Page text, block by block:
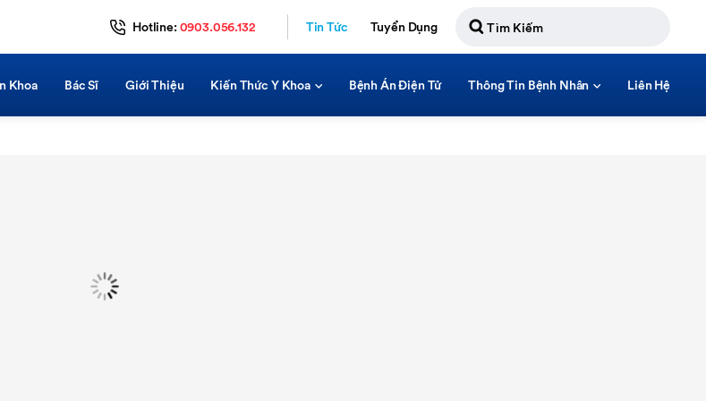
Hotline:0903.056.132 Tin Tức Tuyển Dụng
Khoa Bác Sĩ Giới Thiệu Kiến Thức Y Khoa Bệnh Án Điện Tử Thông Tin Bệnh Nhân Liên Hệ